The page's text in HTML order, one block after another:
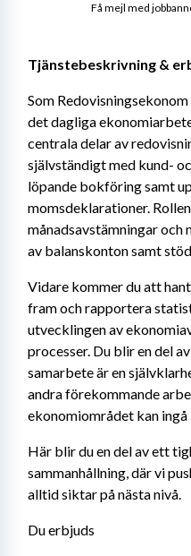
Tjänstebeskrivning &
Som
det dagliga
centrala delar av
självständigt med kund-
löpande bokföring samt
momsdeklarationer.
månadsavstämningar och
av balanskonton samt
Vidare kommer du att
fram och rapportera
utvecklingen av
processer. Du blir en del
samarbete är en
andra förekommande
ekonomiområdet kan ingå
Här blir du en del av ett
sammanhållning, där vi
alltid siktar på nästa nivå.
Du erbjuds
Få mejl med